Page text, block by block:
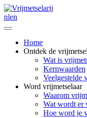
nlen
Home
Ontdek de
Wat is
Kernwaarden
Veelgestelde
Word vrijmetselaar
Waarom
Wat wordt er
Hoe word je